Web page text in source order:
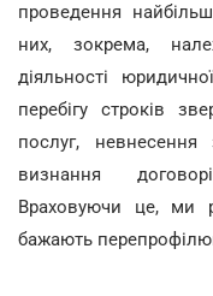
проведення
них, зокрема,
діяльності
перебігу строків
послуг,
визнання
Враховуючи це, ми
бажають